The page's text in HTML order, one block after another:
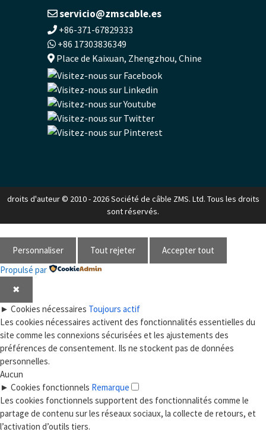
servicio@zmscable.es
+86-371-67829333
+86 17303836349
Place de Kaixuan, Zhengzhou, Chine
droits d'auteur © 2010 - 2026 Société de câble ZMS. Ltd. Tous les droits
sont réservés.
Personnaliser Tout rejeter
Accepter tout
Propulsé par
✖
► Cookies nécessaires Toujours actif
Les cookies nécessaires activent des fonctionnalités essentielles du
site comme les connexions sécurisées et les ajustements des
préférences de consentement. Ils ne stockent pas de données
personnelles.
Aucun
► Cookies fonctionnels Remarque
Les cookies fonctionnels supportent des fonctionnalités comme le
partage de contenu sur les réseaux sociaux, la collecte de retours, et
l’activation d’outils tiers.